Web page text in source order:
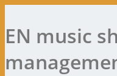
EN music